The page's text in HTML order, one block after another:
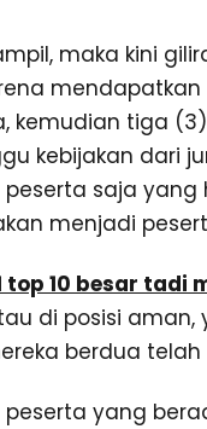
maka kini
kemudian tiga
kebijakan dari
saja
menjadi
top 10 besar tadi
di posisi aman,
berdua
yang